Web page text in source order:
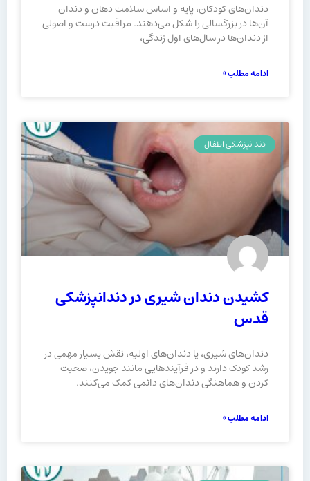
دندان‌های کودکان، پایه و اساس سلامت دهان و دندان
آن‌ها در بزرگسالی را شکل می‌دهند. مراقبت درست و اصولی
از دندان‌ها در سال‌های اول زندگی،
ادامه مطلب »
دندانپزشکی اطفال
کشیدن دندان شیری در دندانپزشکی
قدس
دندان‌های شیری، یا دندان‌های اولیه، نقش بسیار مهمی در
رشد کودک دارند و در فرآیندهایی مانند جویدن، صحبت
کردن و هماهنگی دندان‌های دائمی کمک می‌کنند.
ادامه مطلب »